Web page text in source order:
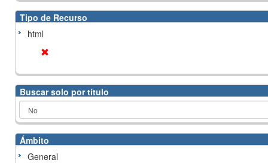
Tipo de Recurso
html
Buscar solo por título
Ámbito
General